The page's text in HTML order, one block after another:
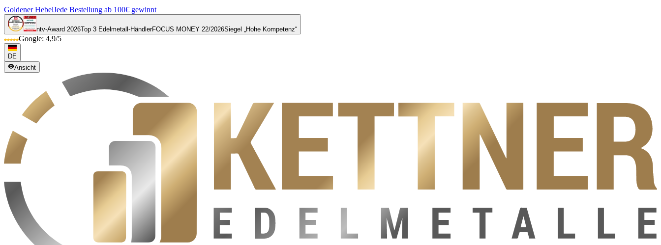
Goldener HebelJede Bestellung ab 100€ gewinnt
ntv-Award 2026Top 3 Edelmetall-HändlerFOCUS MONEY 22/2026Siegel „Hohe Kompetenz“
Google: 4,9/5
DE
Ansicht